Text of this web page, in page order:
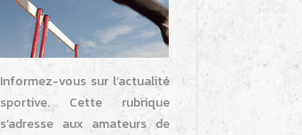
Informez-vous sur l’actualité
sportive. Cette rubrique
s’adresse aux amateurs de